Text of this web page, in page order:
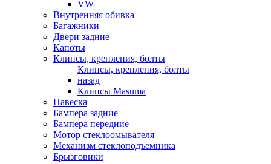
VW
Внутренняя обивка
Багажники
Двери задние
Капоты
Клипсы, крепления, болты
Клипсы, крепления, болты
назад
Клипсы Masuma
Навеска
Бампера задние
Бампера передние
Мотор стеклоомывателя
Механизм стеклоподъемника
Брызговики